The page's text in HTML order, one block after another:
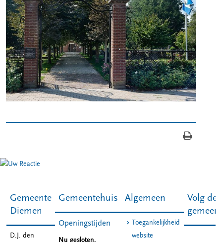
Gemeente
Diemen
D.J. den
Gemeentehuis
Openingstijden
Nu gesloten.
Algemeen
Toegankelijkheid
website
Volg de